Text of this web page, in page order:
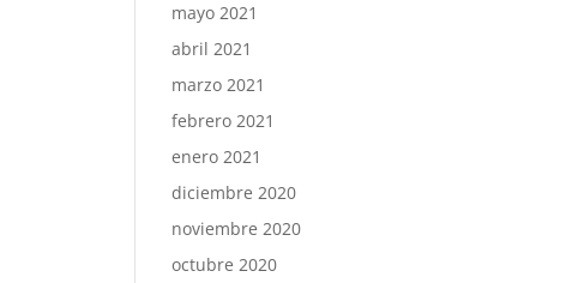
mayo 2021
abril 2021
marzo 2021
febrero 2021
enero 2021
diciembre 2020
noviembre 2020
octubre 2020